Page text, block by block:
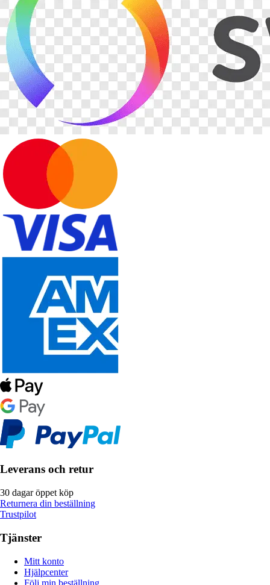
Leverans och retur
30 dagar öppet köp
Returnera din beställning
Trustpilot
Tjänster
Mitt konto
Hjälpcenter
Följ min beställning